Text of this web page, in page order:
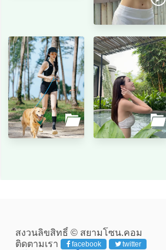
สงวนลิขสิทธิ์ © สยามโซน.คอม
ติดตามเรา
facebook twitter